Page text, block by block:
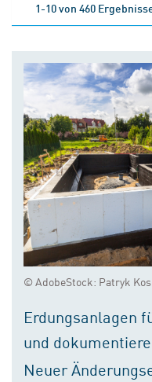
1-10 von 460
© AdobeStock: Patryk
Erdungsanlagen
und
Neuer